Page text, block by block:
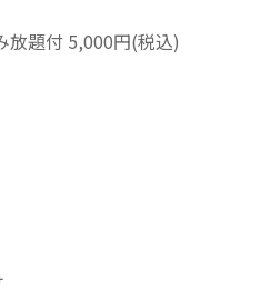
放題付 5,000円(税込)